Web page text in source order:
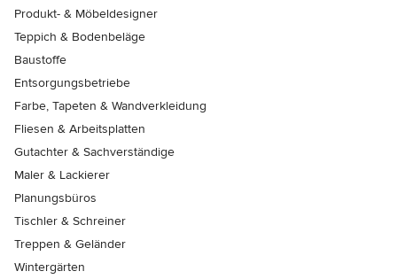
Produkt- & Möbeldesigner
Teppich & Bodenbeläge
Baustoffe
Entsorgungsbetriebe
Farbe, Tapeten & Wandverkleidung
Fliesen & Arbeitsplatten
Gutachter & Sachverständige
Maler & Lackierer
Planungsbüros
Tischler & Schreiner
Treppen & Geländer
Wintergärten